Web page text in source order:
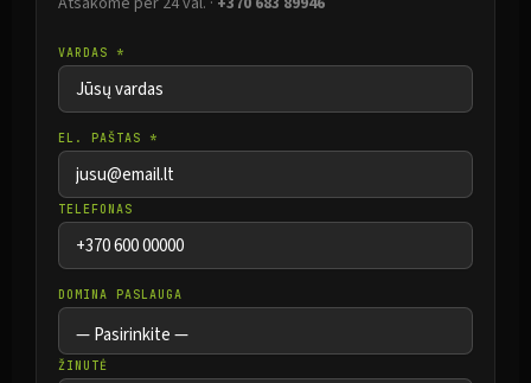
VARDAS *
EL. PAŠTAS *
TELEFONAS
DOMINA PASLAUGA
ŽINUTĖ